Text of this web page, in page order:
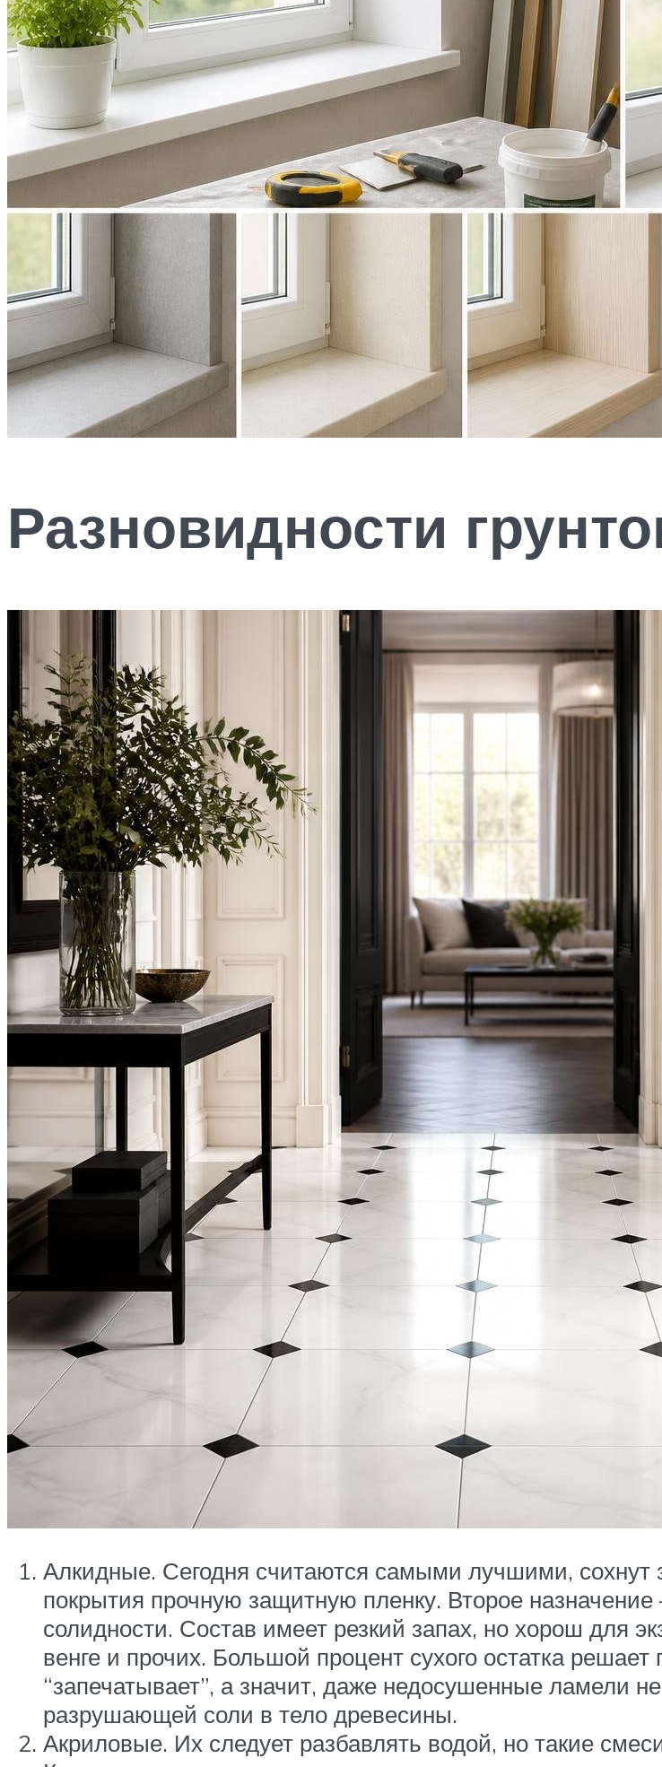
Разновидности
Алкидные. Сегодня считаются самыми лучшими, сохнут
покрытия прочную защитную пленку. Второе назначение
солидности. Состав имеет резкий запах, но хорош для
венге и прочих. Большой процент сухого остатка
“запечатывает”, а значит, даже недосушенные ламели
разрушающей соли в тело древесины.
Акриловые. Их следует разбавлять водой, но такие